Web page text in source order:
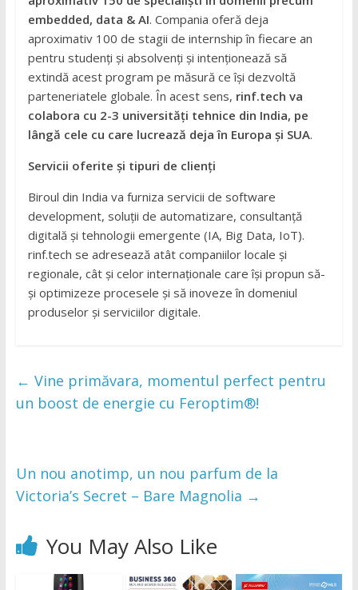
embedded, data & AI. Compania oferă deja
aproximativ 100 de stagii de internship în fiecare an
pentru studenți și absolvenți și intenționează să
extindă acest program pe măsură ce își dezvoltă
parteneriatele globale. În acest sens, rinf.tech va
colabora cu 2-3 universități tehnice din India, pe
lângă cele cu care lucrează dejaîn Europa și SUA.
Servicii oferite și tipuri de clienți
Biroul din India va furniza servicii de software
development, soluții de automatizare, consultanță
digitală și tehnologii emergente (IA, Big Data, IoT).
rinf.tech se adresează atât companiilor locale și
regionale, cât și celor internaționale care își propun să-
și optimizeze procesele și să inoveze în domeniul
produselor și serviciilor digitale.
← Vine primăvara, momentul perfect pentru
un boost de energie cu Feroptim®!
Un nou anotimp, un nou parfum de la
Victoria’s Secret – Bare Magnolia →
You May Also Like